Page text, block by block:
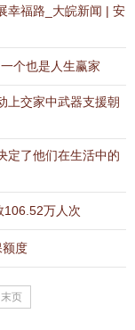
幸福路_大皖新闻 | 安
个也是人生赢家
上交家中武器支援朝
定了他们在生活中的
106.52万人次
额度
末页